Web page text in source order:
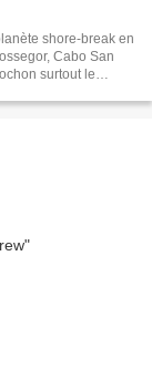
shore-break en
surtout le